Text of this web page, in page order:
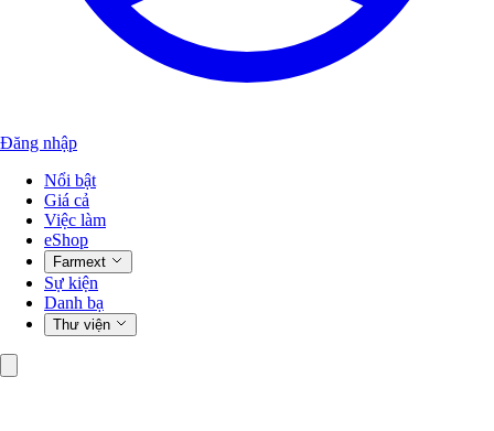
Đăng nhập
Nổi bật
Giá cả
Việc làm
eShop
Farmext
Sự kiện
Danh bạ
Thư viện